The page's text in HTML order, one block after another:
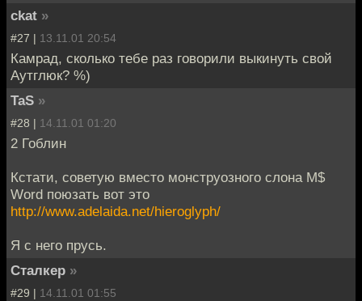
ckat »
#27 | 13.11.01 20:54
Камрад, сколько тебе раз говорили выкинуть свой
Аутглюк? %)
TaS »
#28 | 14.11.01 01:20
2 Гоблин
Кстати, советую вместо монструозного слона M$
Word поюзать вот это
http://www.adelaida.net/hieroglyph/
Я с него прусь.
Cталкер »
#29 | 14.11.01 01:55